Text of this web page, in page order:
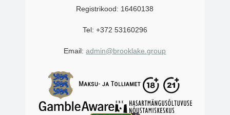
Registrikood: 16460138
Tel: +372 53160296
Email:admin@brooklake.group